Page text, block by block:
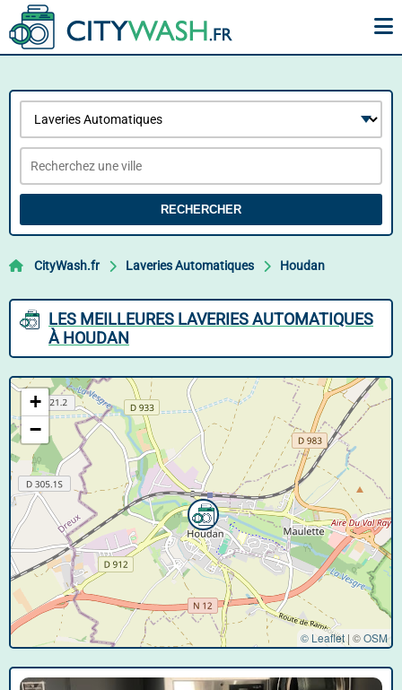
RECHERCHER
CityWash.fr Laveries Automatiques Houdan
LES MEILLEURES LAVERIES AUTOMATIQUES
À HOUDAN
+
−
© Leaflet | ©OSM